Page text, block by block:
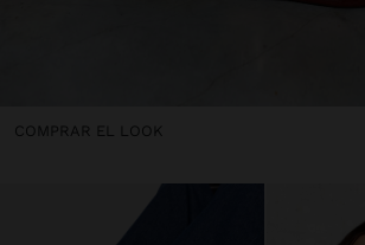
COMPRAR EL LOOK